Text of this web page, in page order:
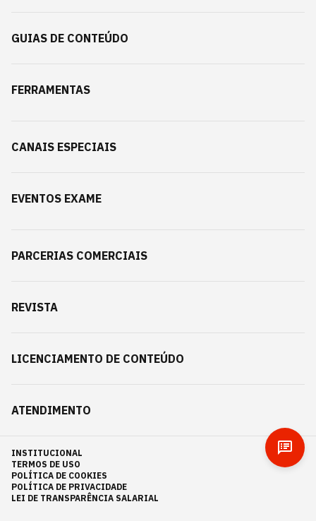
GUIAS DE CONTEÚDO
FERRAMENTAS
CANAIS ESPECIAIS
EVENTOS EXAME
PARCERIAS COMERCIAIS
REVISTA
LICENCIAMENTO DE CONTEÚDO
ATENDIMENTO
INSTITUCIONAL
TERMOS DE USO
POLÍTICA DE COOKIES
POLÍTICA DE PRIVACIDADE
LEI DE TRANSPARÊNCIA SALARIAL